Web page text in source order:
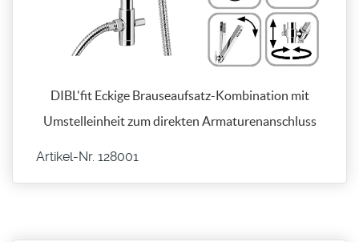
DIBL'fit Eckige Brauseaufsatz-Kombination mit
Umstelleinheit zum direkten Armaturenanschluss
Artikel-Nr. 128001